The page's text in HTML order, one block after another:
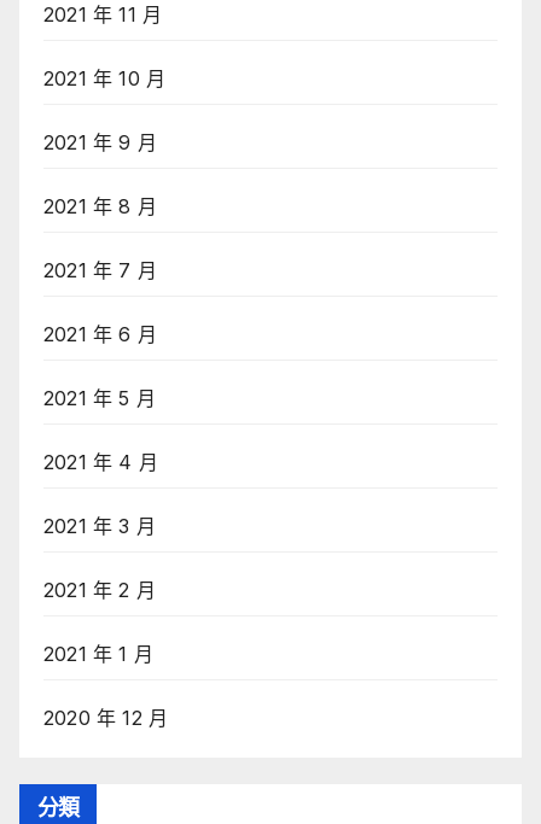
2021 年 11 月
2021 年 10 月
2021 年 9 月
2021 年 8 月
2021 年 7 月
2021 年 6 月
2021 年 5 月
2021 年 4 月
2021 年 3 月
2021 年 2 月
2021 年 1 月
2020 年 12 月
分類